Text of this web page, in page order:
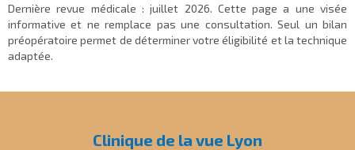
Dernière revue médicale :juillet 2026. Cette page a une visée
informative et ne remplace pas une consultation. Seul un bilan
préopératoire permet de déterminer votre éligibilité et la technique
adaptée.
Clinique de la vue Lyon